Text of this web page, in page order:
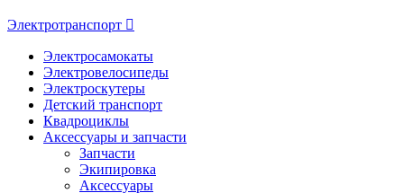
Электротранспорт
Электросамокаты
Электровелосипеды
Электроскутеры
Детский транспорт
Квадроциклы
Аксессуары и запчасти
Запчасти
Экипировка
Аксессуары